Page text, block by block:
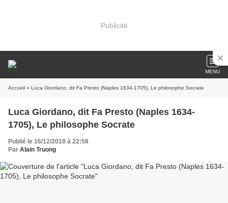
Publicité
MENU
Accueil » Luca Giordano, dit Fa Presto (Naples 1634-1705), Le philosophe Socrate
Luca Giordano, dit Fa Presto (Naples 1634-
1705), Le philosophe Socrate
Publié le 16/12/2018 à 22:58
Par Alain Truong